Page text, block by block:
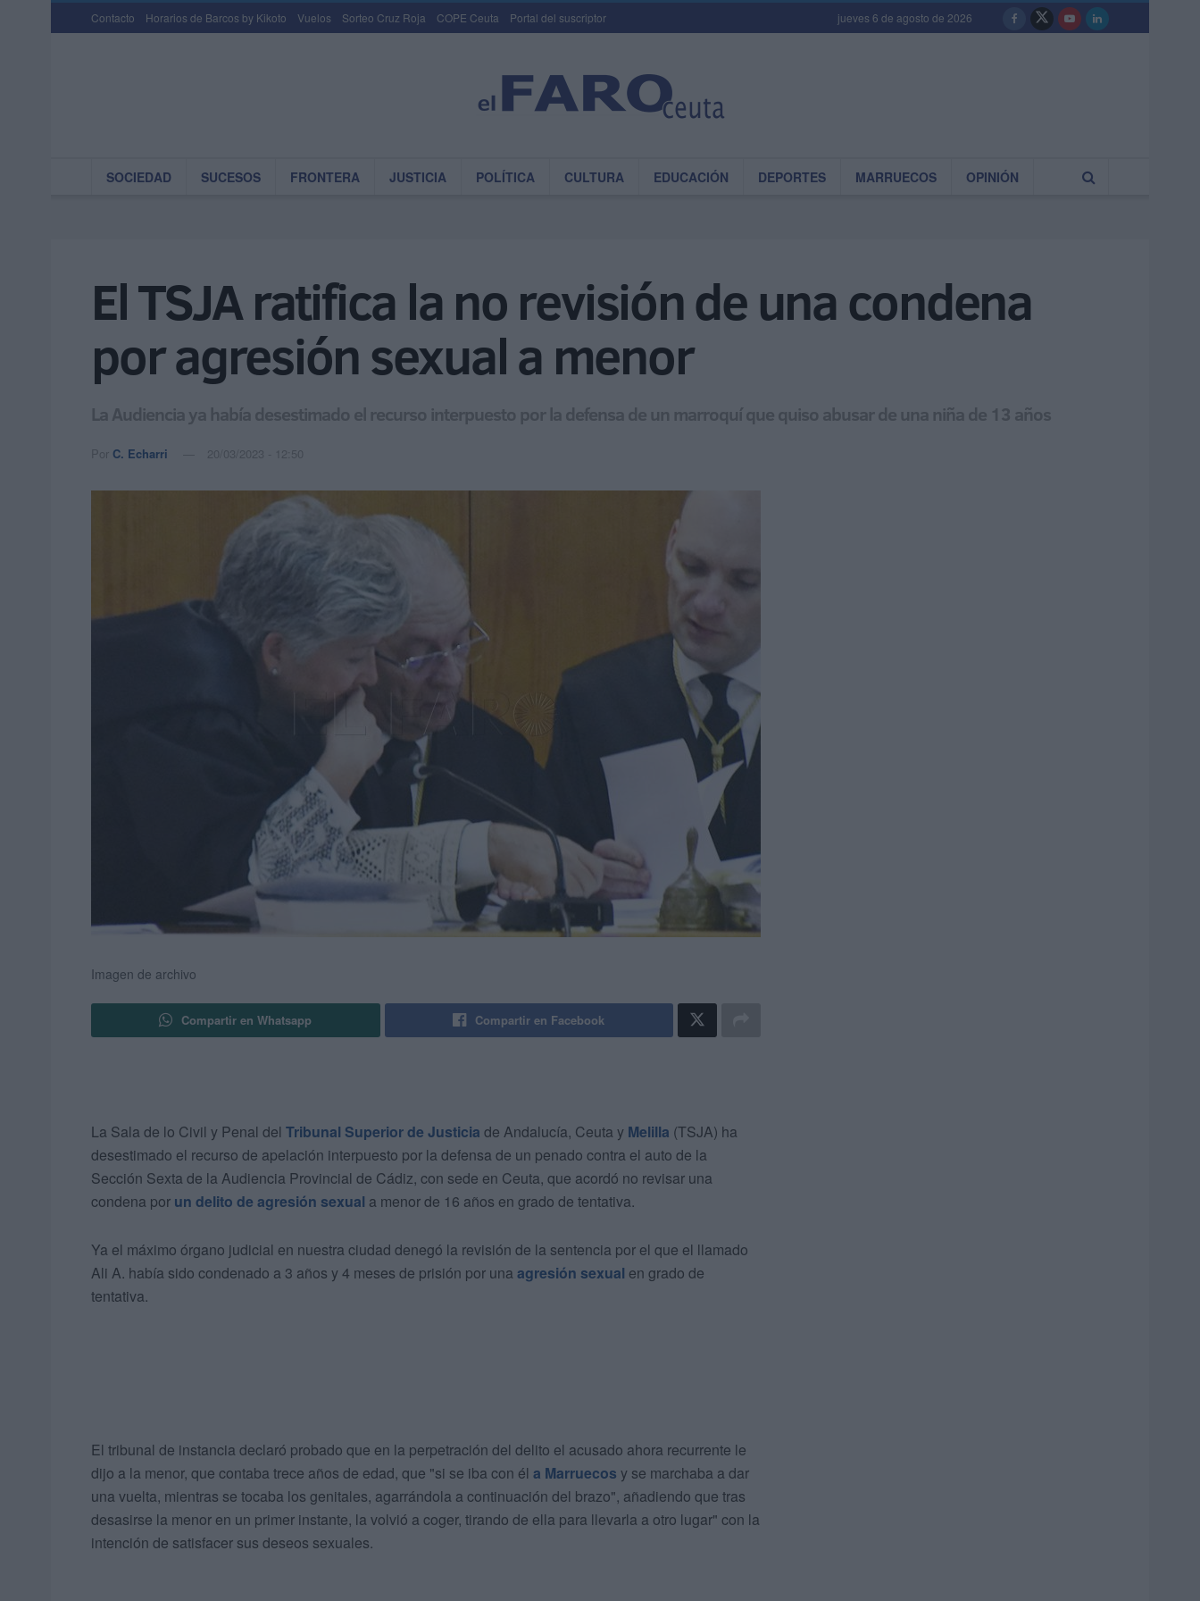
Contacto Horarios de Barcos by Kikoto Vuelos Sorteo Cruz Roja COPE Ceuta Portal del suscriptor jueves 6 de agosto de 2026
SOCIEDAD SUCESOS FRONTERA JUSTICIA POLÍTICA CULTURA EDUCACIÓN DEPORTES MARRUECOS OPINIÓN
El TSJA ratifica la no revisión de una condena
por agresión sexual a menor
La Audiencia ya había desestimado el recurso interpuesto por la defensa de un marroquí que quiso abusar de una niña de 13 años
Por C. Echarri 20/03/2023 - 12:50
Imagen de archivo
Compartir en Whatsapp Compartir en Facebook
La Sala de lo Civil y Penal del Tribunal Superior de Justicia de Andalucía, Ceuta y Melilla (TSJA) ha
desestimado el recurso de apelación interpuesto por la defensa de un penado contra el auto de la
Sección Sexta de la Audiencia Provincial de Cádiz, con sede en Ceuta, que acordó no revisar una
condena por un delito de agresión sexual a menor de 16 años en grado de tentativa.
Ya el máximo órgano judicial en nuestra ciudad denegó la revisión de la sentencia por el que el llamado
Ali A. había sido condenado a 3 años y 4 meses de prisión por una agresión sexual en grado de
tentativa.
El tribunal de instancia declaró probado que en la perpetración del delito el acusado ahora recurrente le
dijo a la menor, que contaba trece años de edad, que "si se iba con él a Marruecos y se marchaba a dar
una vuelta, mientras se tocaba los genitales, agarrándola a continuación del brazo", añadiendo que tras
desasirse la menor en un primer instante, la volvió a coger, tirando de ella para llevarla a otro lugar" con la
intención de satisfacer sus deseos sexuales.